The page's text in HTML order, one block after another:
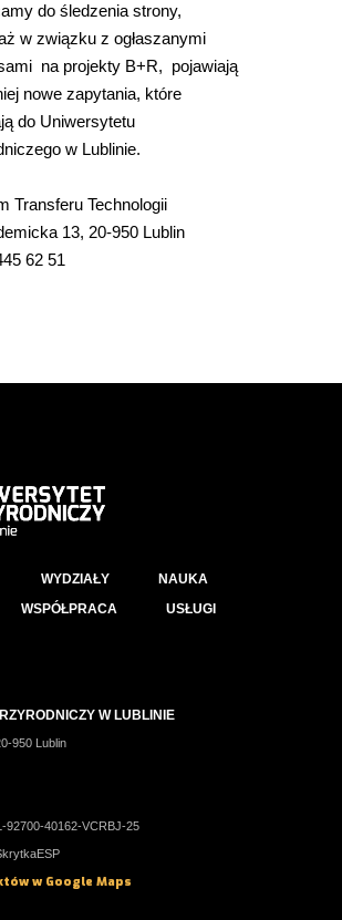
do śledzenia strony,
w związku z ogłaszanymi
na projekty B+R, pojawiają
nowe zapytania, które
do Uniwersytetu
w Lublinie.
Transferu Technologii
13, 20-950 Lublin
62 51
WYDZIAŁY
NAUKA
WSPÓŁPRACA
USŁUGI
W LUBLINIE
950 Lublin
92700-40162-VCRBJ-25
w Google Maps